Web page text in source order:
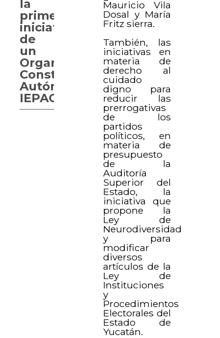
Mauricio Vila
Dosal y María
Fritz sierra.
También, las
iniciativas en
materia de
derecho al
cuidado
digno para
reducir las
prerrogativas
de los
partidos
políticos, en
materia de
presupuesto
de la
Auditoría
Superior del
Estado, la
iniciativa que
propone la
Ley de
Neurodiversidad
y para
modificar
diversos
artículos de la
Ley de
Instituciones
y
Procedimientos
Electorales del
Estado de
Yucatán.
la
primera
iniciativa
de
un
Organismo
Constitucional
Autónomo:
IEPAC